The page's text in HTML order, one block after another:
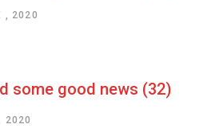
, 2020
some good news (32)
2020